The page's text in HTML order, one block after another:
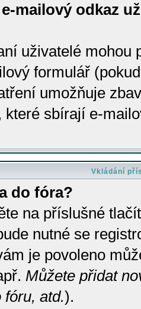
mailový odkaz
uživatelé mohou
formulář
umožňuje
které sbírají e-
Vkládání
do fóra?
na příslušné
nutné se
je povoleno
Můžete přidat
atd.).